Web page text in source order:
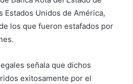
Estados Unidos de América,
los que fueron estafados por
señala que dichos
exitosamente por el